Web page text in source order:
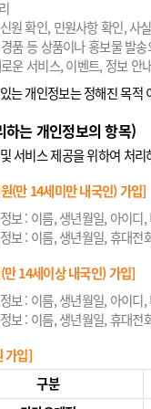
원 확인, 민원사항 확인, 사
품 등 상품이나 홍보물 발
운 서비스, 이벤트, 정보 안
는 개인정보는 정해진 목
하는 개인정보의 항목)
서비스 제공을 위하여 처
(만 14세미만 내국인) 가입]
보 : 이름, 생년월일, 아이
보 : 이름, 생년월일, 휴대
만 14세이상 내국인) 가입]
보 : 이름, 생년월일, 아이
보 : 이름, 생년월일, 휴대
가입]
구분